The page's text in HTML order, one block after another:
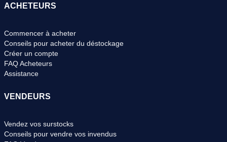
ACHETEURS
Commencer à acheter
Conseils pour acheter du déstockage
Créer un compte
FAQ Acheteurs
Assistance
VENDEURS
Vendez vos surstocks
Conseils pour vendre vos invendus